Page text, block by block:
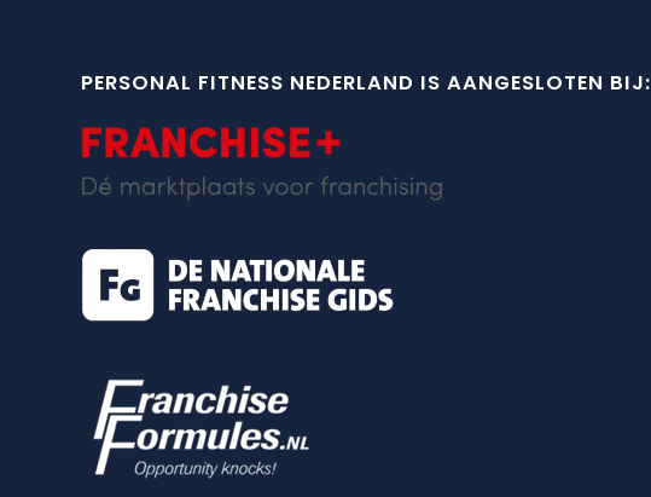
PERSONAL FITNESS NEDERLAND IS AANGESLOTEN BIJ: